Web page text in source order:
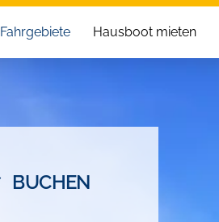
Fahrgebiete Hausboot mieten
BUCHEN